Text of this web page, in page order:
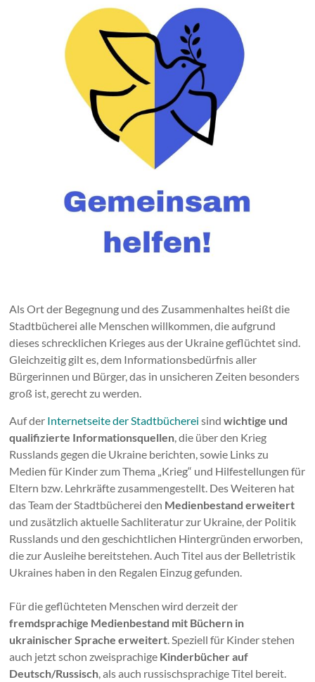
Als Ort der Begegnung und des Zusammenhaltes heißt die
Stadtbücherei alle Menschen willkommen, die aufgrund
dieses schrecklichen Krieges aus der Ukraine geflüchtet sind.
Gleichzeitig gilt es, dem Informationsbedürfnis aller
Bürgerinnen und Bürger, das in unsicheren Zeiten besonders
groß ist, gerecht zu werden.
Auf der Internetseite der Stadtbücherei sindwichtige und
qualifizierte Informationsquellen , die über den Krieg
Russlands gegen die Ukraine berichten, sowie Links zu
Medien für Kinder zum Thema „Krieg“ und Hilfestellungen für
Eltern bzw. Lehrkräfte zusammengestellt. Des Weiteren hat
das Team der Stadtbücherei den Medienbestand erweitert
und zusätzlich aktuelle Sachliteratur zur Ukraine, der Politik
Russlands und den geschichtlichen Hintergründen erworben,
die zur Ausleihe bereitstehen. Auch Titel aus der Belletristik
Ukraines haben in den Regalen Einzug gefunden.
Für die geflüchteten Menschen wird derzeit der
fremdsprachige Medienbestand mit Büchern in
ukrainischer Sprache erweitert . Speziell für Kinder stehen
auch jetzt schon zweisprachige Kinderbücher auf
Deutsch/Russisch , als auch russischsprachige Titel bereit.